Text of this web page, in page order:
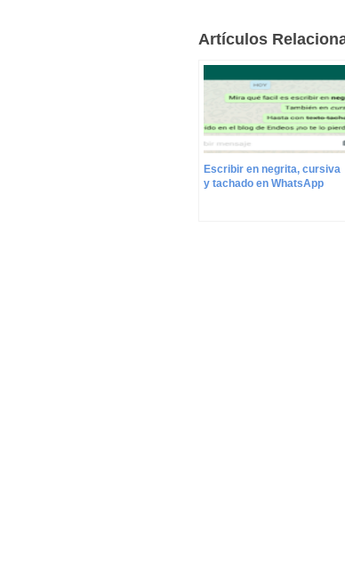
Artículos
Escribir en negrita, cursiva
y tachado en WhatsApp